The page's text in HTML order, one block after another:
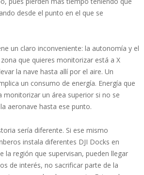
desde el punto en el que se
un claro inconveniente: la autonomía y el
que quieres monitorizar está a X
la nave hasta allí por el aire. Un
un consumo de energía. Energía que
monitorizar un área superior si no se
aeronave hasta ese punto.
sería diferente. Si ese mismo
instala diferentes DJI Docks en
la región que supervisan, pueden llegar
de interés, no sacrificar parte de la